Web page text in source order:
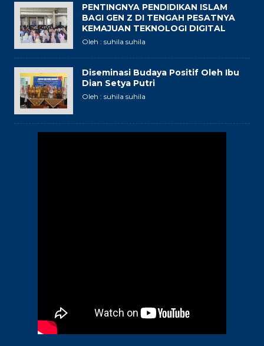
PENTINGNYA PENDIDIKAN ISLAM
BAGI GEN Z DI TENGAH PESATNYA
KEMAJUAN TEKNOLOGI DIGITAL
Oleh : suhila suhila
Diseminasi Budaya Positif Oleh Ibu
Dian Setya Putri
Oleh : suhila suhila